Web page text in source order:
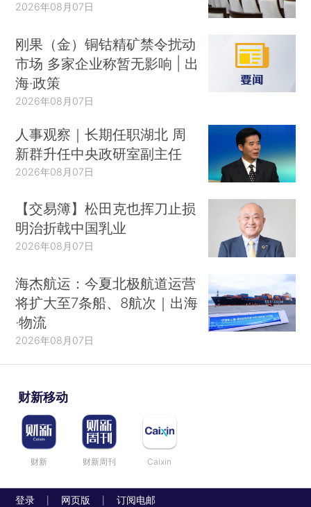
2026年08月07日
刚果（金）铜钴精矿禁令扰动
市场 多家企业称暂无影响 | 出
海·政策
2026年08月07日
人事观察｜长期任职湖北 周
新群升任中央政研室副主任
2026年08月07日
【交易簿】松田克也挥刀止损
明治折戟中国乳业
2026年08月07日
海杰航运：今夏北极航道运营
将扩大至7条船、8航次｜出海
·物流
2026年08月07日
财新移动
财新 财新周刊 Caixin
登录 网页版 订阅电邮